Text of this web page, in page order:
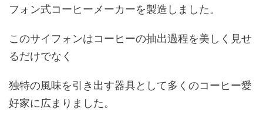
フォン式コーヒーメーカーを製造しました。
このサイフォンはコーヒーの抽出過程を美しく見せ
るだけでなく
独特の風味を引き出す器具として多くのコーヒー愛
好家に広まりました。